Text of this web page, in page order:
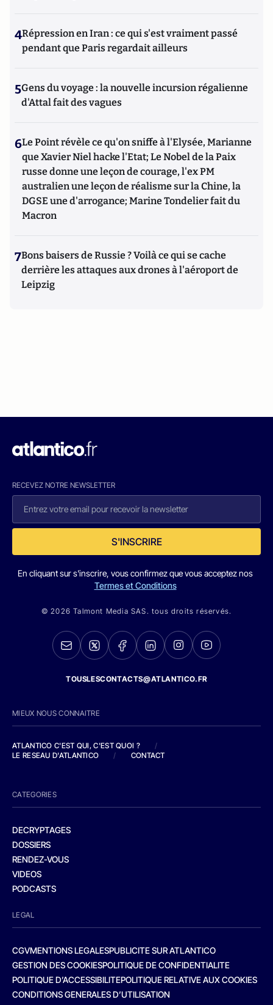
4Répression en Iran : ce qui s'est vraiment passé
pendant que Paris regardait ailleurs
5Gens du voyage : la nouvelle incursion régalienne
d'Attal fait des vagues
6Le Point révèle ce qu'on sniffe à l'Elysée, Marianne
que Xavier Niel hacke l'Etat; Le Nobel de la Paix
russe donne une leçon de courage, l'ex PM
australien une leçon de réalisme sur la Chine, la
DGSE une d'arrogance; Marine Tondelier fait du
Macron
7Bons baisers de Russie ? Voilà ce qui se cache
derrière les attaques aux drones à l'aéroport de
Leipzig
RECEVEZ NOTRE NEWSLETTER
S'INSCRIRE
En cliquant sur s'inscrire, vous confirmez que vous acceptez nos
Termes et Conditions
© 2026 Talmont Media SAS. tous droits réservés.
TOUSLESCONTACTS@ATLANTICO.FR
MIEUX NOUS CONNAITRE
ATLANTICO C'EST QUI, C'EST QUOI ?
/
LE RESEAU D'ATLANTICO
/ CONTACT
CATEGORIES
DECRYPTAGES
DOSSIERS
RENDEZ-VOUS
VIDEOS
PODCASTS
LEGAL
CGVMENTIONS LEGALESPUBLICITE SUR ATLANTICO
GESTION DES COOKIESPOLITIQUE DE CONFIDENTIALITE
POLITIQUE D’ACCESSIBILITEPOLITIQUE RELATIVE AUX COOKIES
CONDITIONS GENERALES D’UTILISATION